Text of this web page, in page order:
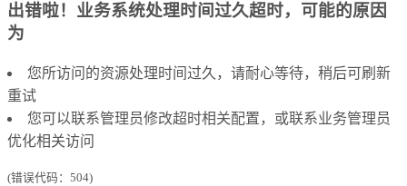
出错啦！业务系统处理时间过久超时，可能的原因
为
您所访问的资源处理时间过久，请耐心等待，稍后可刷新
重试
您可以联系管理员修改超时相关配置，或联系业务管理员
优化相关访问
(错误代码：504)